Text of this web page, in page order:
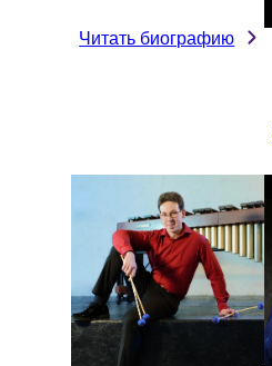
Читать биографию